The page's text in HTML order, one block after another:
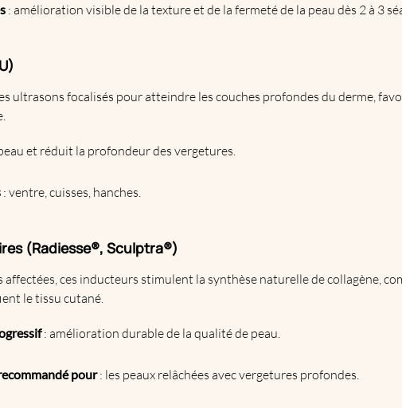
: amélioration visible de la texture et de la fermeté de la peau dès 2 à 3
ultrasons focalisés pour atteindre les couches profondes du derme,
et réduit la profondeur des vergetures.
: ventre, cuisses, hanches.
(Radiesse®, Sculptra®)
affectées, ces inducteurs stimulent la synthèse naturelle de collagène,
le tissu cutané.
: amélioration durable de la qualité de peau.
pour: les peaux relâchées avec vergetures profondes.